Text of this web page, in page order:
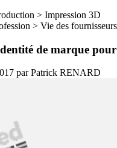
> Impression 3D
> Vie des fournisseurs
de marque
parPatrick RENARD